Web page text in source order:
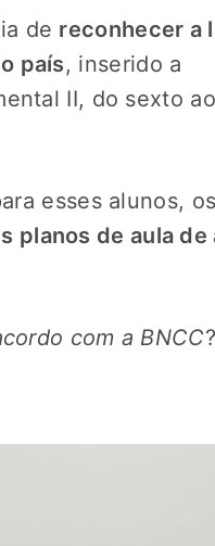
de reconhecer a
país, inserido a
II, do sexto
esses alunos, os
planos de aula de
com a BNCC